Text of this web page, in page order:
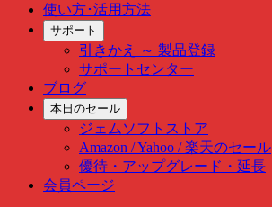
使い方･活用方法
サポート
引きかえ ～ 製品登録
サポートセンター
ブログ
本日のセール
ジェムソフトストア
Amazon / Yahoo / 楽天のセール
優待・アップグレード・延長
会員ページ